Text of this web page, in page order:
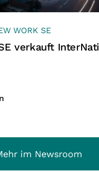
WORK SE
verkauft
im Newsroom